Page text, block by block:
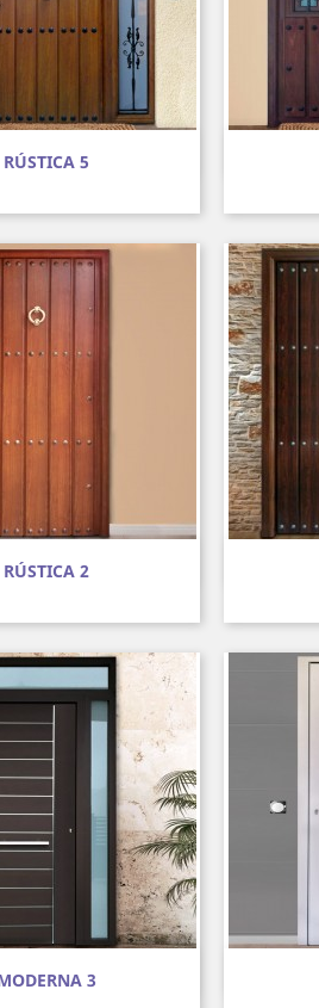
RÚSTICA 5
Vista rápida
RÚSTICA 2
Vista rápida
3
Vista rápida